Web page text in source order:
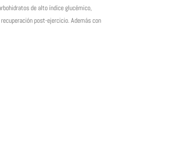
de alto índice glucémico,
post-ejercicio. Además con